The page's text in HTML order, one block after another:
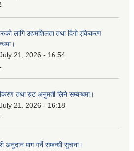
लागि उद्यमशिलता तथा दिगो एकिकरण
21, 2026 - 16:54
तथा रुट अनुमती लिने सम्बन्धमा।
21, 2026 - 16:18
अनुदान माग गर्ने सम्बन्धी सुचना।